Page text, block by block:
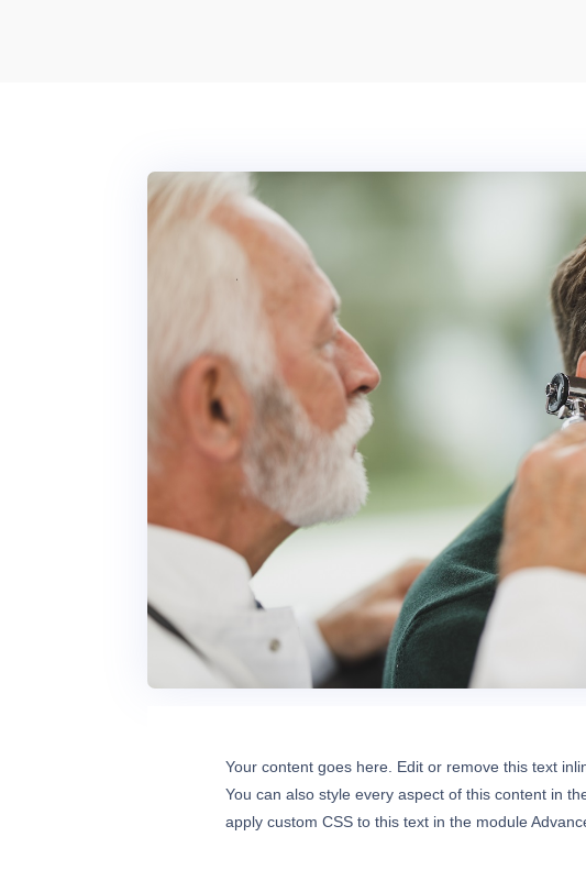
Your content goes here. Edit or remove this text
You can also style every aspect of this content in
apply custom CSS to this text in the module